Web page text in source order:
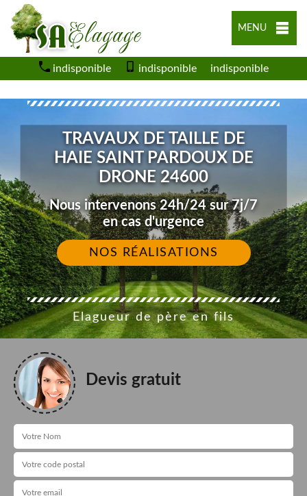
MENU
indisponible indisponible indisponible
TRAVAUX DE TAILLE DE
HAIE SAINT PARDOUX DE
DRONE 24600
Nous intervenons 24h/24 sur 7j/7
en cas d'urgence
NOS RÉALISATIONS
Elagueur de père en fils
Devis gratuit